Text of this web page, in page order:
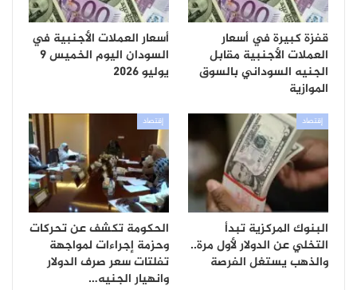
قفزة كبيرة في أسعار
العملات الأجنبية مقابل
الجنيه السوداني بالسوق
الموازية
أسعار العملات الأجنبية في
السودان اليوم الخميس 9
يوليو 2026
إقتصاد
البنوك المركزية تبدأ
التخلي عن الدولار لأول مرة..
والذهب يستغل الفرصة
إقتصاد
الحكومة تكشف عن تحركات
وحزمة إجراءات لمواجهة
تفلتات سعر صرف الدولار
وانهيار الجنيه…